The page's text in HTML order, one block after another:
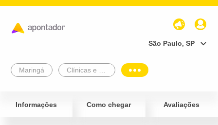
São Paulo, SP
Maringá
Informações Como chegar Avaliações